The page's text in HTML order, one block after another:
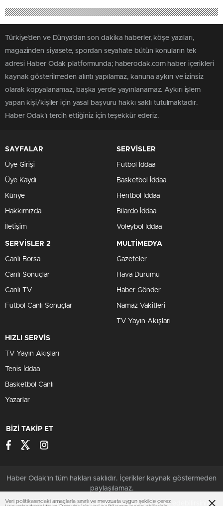
Türkiye'den ve Dünya’dan son dakika haberler, köşe yazıları,
magazinden siyasete, spordan seyahate bütün konuların tek
adresi Haber Odak platformunda; haberodak.com haber içerikleri
kaynak gösterilmeden alıntı yapılamaz, kanuna aykırı ve izinsiz
olarak kopyalanamaz, başka yerde yayınlanamaz. Aykırı işlem
yapan kişi/kişiler için yasal başvuru hakkı saklı tutulmaktadır.
Haber Odak'ı tercih ettiğiniz için teşekkür ederiz.
SAYFALAR
Üye Girişi
Üye Kaydı
Künye
Hakkımızda
İletişim
SERVİSLER
Futbol İddaa
Basketbol İddaa
Hentbol İddaa
Bilardo İddaa
Voleybol İddaa
SERVİSLER 2
Canlı Borsa
Canlı Sonuçlar
Canlı TV
Futbol Canlı Sonuçlar
MULTİMEDYA
Gazeteler
Hava Durumu
Haber Gönder
Namaz Vakitleri
TV Yayın Akışları
HIZLI SERVİS
TV Yayın Akışları
Tenis İddaa
Basketbol Canlı
Yazarlar
BİZİ TAKİP ET
Haber Odak'ın tüm hakları saklıdır. İçerikler kaynak göstermeden
paylaşılamaz.
Çerezler ile ilgili bilgi içinÇerez Politikamızıziyaret edebilirsiniz.
Veri politikasındaki amaçlarla sınırlı ve mevzuata uygun şekilde çerez